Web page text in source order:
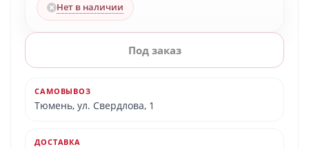
Нет в наличии
Под заказ
САМОВЫВОЗ
Тюмень, ул. Свердлова, 1
ДОСТАВКА